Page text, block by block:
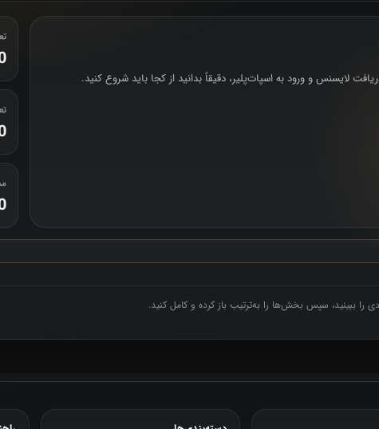
لایسنس و ورود به اسپات‌پلیر، دقیقاً بدانید از کجا باید شروع کنید.
را ببینید، سپس بخش‌ها را به‌ترتیب باز کرده و کامل کنید.